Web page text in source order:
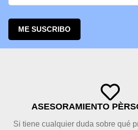
ME SUSCRIBO
ASESORAMIENTO
Si tiene cualquier duda sobre qué